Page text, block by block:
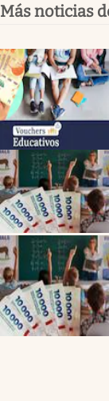
Más noticias